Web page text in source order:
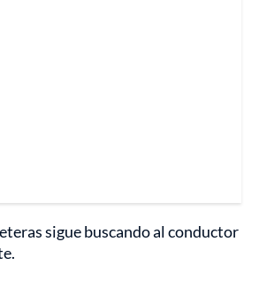
sigue buscando al conductor